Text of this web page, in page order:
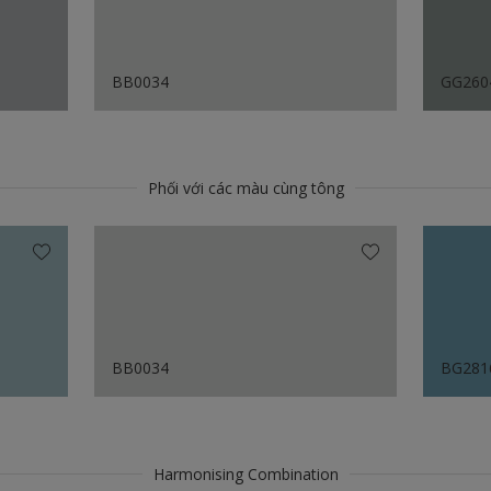
BB0034
Phối với các màu cùng tông
BB0034
Harmonising Combination